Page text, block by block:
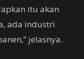
itu akan
ada industri
jelasnya.